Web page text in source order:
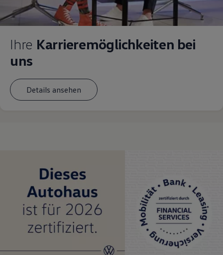
Ihre Karrieremöglichkeiten bei
uns
Details ansehen